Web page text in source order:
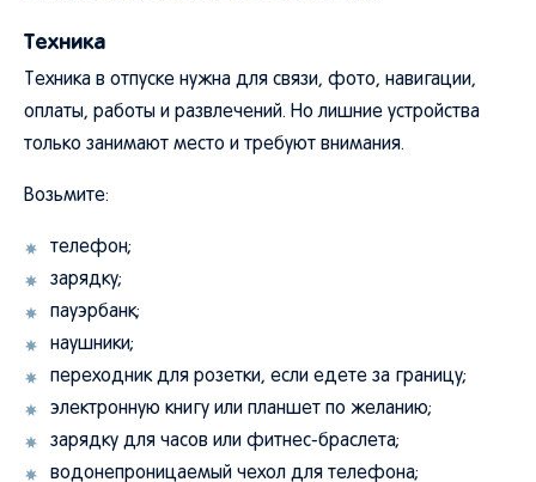
Техника
Техника в отпуске нужна для связи, фото, навигации,
оплаты, работы и развлечений. Но лишние устройства
только занимают место и требуют внимания.
Возьмите:
телефон;
зарядку;
пауэрбанк;
наушники;
переходник для розетки, если едете за границу;
электронную книгу или планшет по желанию;
зарядку для часов или фитнес-браслета;
водонепроницаемый чехол для телефона;